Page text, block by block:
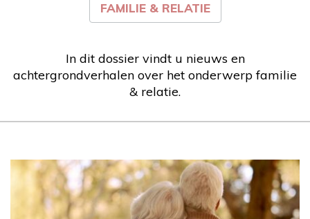
FAMILIE & RELATIE
In dit dossier vindt u nieuws en
achtergrondverhalen over het onderwerp familie
& relatie.